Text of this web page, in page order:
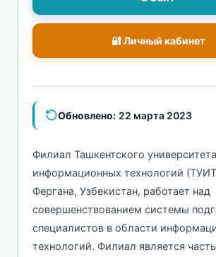
🔐 Личный кабинет
Обновлено: 22 марта 2023
Филиал Ташкентского университета
информационных технологий
Фергана, Узбекистан, работает над
совершенствованием системы
специалистов в области
технологий. Филиал является